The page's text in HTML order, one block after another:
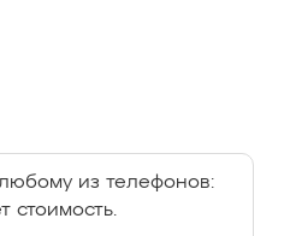
из телефонов:
стоимость.